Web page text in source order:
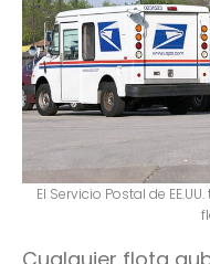
El Servicio Postal de